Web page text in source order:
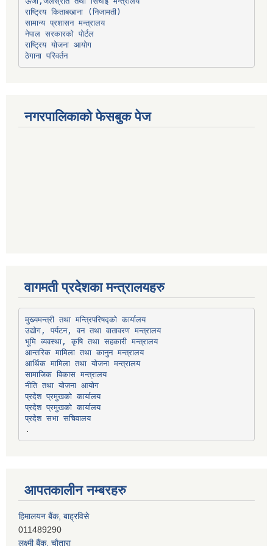
सामान्य प्रशासन मन्त्रालय
नेपाल सरकारको पोर्टल
राष्ट्रिय योजना आयोग
ठेगाना परिवर्तन
नगरपालिकाको फेसबुक पेज
वागमती प्रदेशका मन्त्रालयहरु
मुख्यमन्त्री तथा मन्त्रिपरिषद्को कार्यालय
उद्योग, पर्यटन, वन तथा वातावरण मन्त्रालय
भूमि व्यवस्था, कृषि तथा सहकारी मन्त्रालय
आन्तरिक मामिला तथा कानुन मन्त्रालय
आर्थिक मामिला तथा योजना मन्त्रालय
सामाजिक विकास मन्त्रालय
नीति तथा योजना आयोग
प्रदेश प्रमुखको कार्यालय
प्रदेश प्रमुखको कार्यालय
प्रदेश सभा सचिवालय
आपतकालीन नम्बरहरु
लक्ष्मी बैंक, चाैतारा
011620404